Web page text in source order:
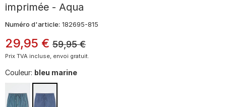
imprimée - Aqua
Numéro d'article: 182695-815
29,95 € 59,95€
Prix TVA incluse, envoi gratuit.
Couleur: bleu marine